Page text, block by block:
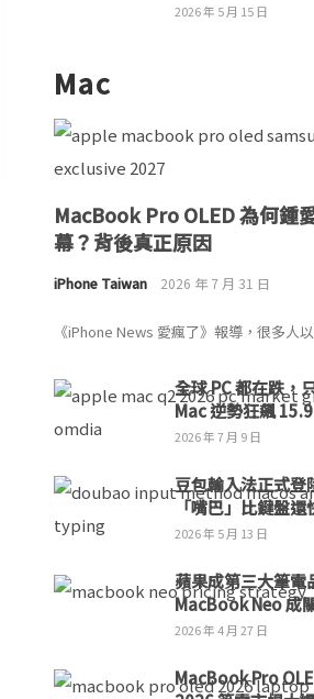
2026 年 5 月 15 日
Mac
MacBook Pro OLED 為何鍾
幕？背後真正原因
iPhone Taiwan 2026 年 7 月 31 日
《iPhone News 愛瘋了》報導，很多人
全球 PC 都在跌，
Mac 逆勢狂飆
2026 年 7 月 9 日
豆包輸入法正式登
「嘴巴」比鍵盤還
2026 年 5 月 13 日
蘋果成第三大筆電
MacBook Neo 成
2026 年 4 月 27 日
MacBook Pro